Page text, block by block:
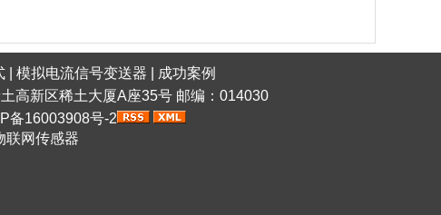
模拟电流信号变送器
成功案例
高新区稀土大厦A座35号 邮编：014030
备16003908号-2
联网传感器